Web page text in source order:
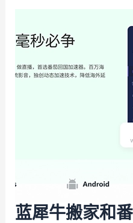
蓝犀牛搬家和